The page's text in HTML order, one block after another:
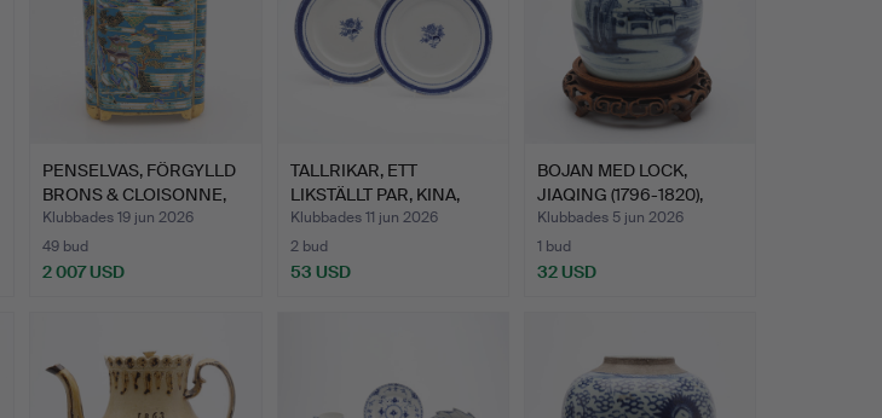
PENSELVAS, FÖRGYLLD
BRONS & CLOISONNE,
KIN…
Klubbades 19 jun 2026
49 bud
2 007 USD
TALLRIKAR, ETT
LIKSTÄLLT PAR, KINA,
QIANLO…
Klubbades 11 jun 2026
2 bud
53 USD
BOJAN MED LOCK,
JIAQING (1796-1820),
KINA.
Klubbades 5 jun 2026
1 bud
32 USD